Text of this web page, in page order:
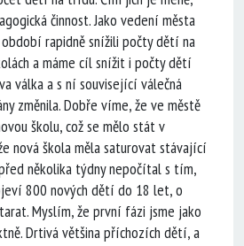
činnost. Jako vedení města
rapidně snížili počty dětí na
a máme cíl snížit i počty dětí
válka a s ní související válečná
změnila. Dobře víme, že ve městě
školu, což se mělo stát v
nová škola měla saturovat stávající
několika týdny nepočítal s tím,
800 nových dětí do 18 let, o
Myslím, že první fázi jsme jako
Drtivá většina příchozích dětí, a